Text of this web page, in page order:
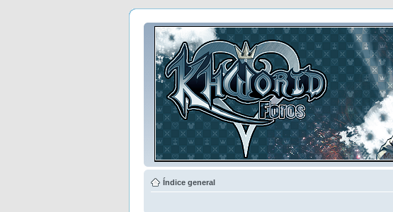
Índice general